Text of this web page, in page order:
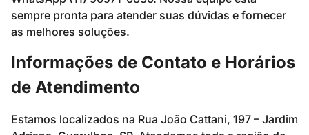
sempre pronta para atender suas dúvidas e fornecer
as melhores soluções.
Informações de Contato e Horários
de Atendimento
Estamos localizados na Rua João Cattani, 197 – Jardim